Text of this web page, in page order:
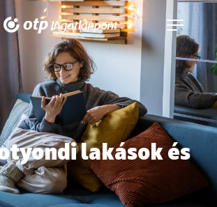
Navigáció
kinyitása
lakások és